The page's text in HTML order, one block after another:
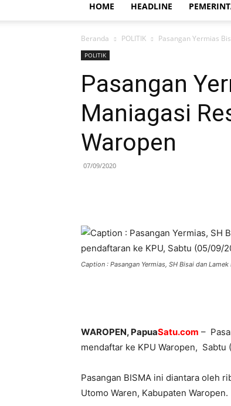
HOME HEADLINE
Beranda POLITIK Pasangan Yermias
POLITIK
Pasangan
Maniagasi
Waropen
07/09/2020
Caption : Pasangan Yermias, SH Bisai dan
WAROPEN, PapuaSatu.com –
mendaftar ke KPU Waropen, Sabtu
Pasangan BISMA ini diantara oleh
Utomo Waren, Kabupaten Waropen.